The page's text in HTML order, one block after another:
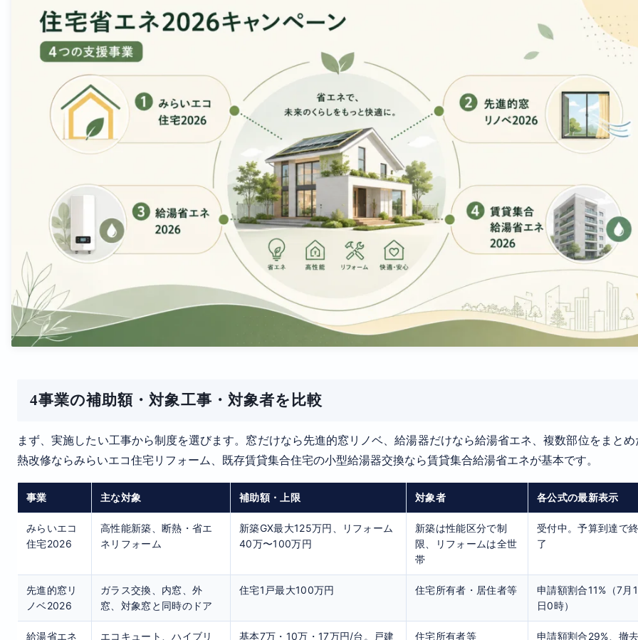
4事業の補助額・対象工事・対象者を比較
まず、実施したい工事から制度を選びます。窓だけなら先進的窓リノベ、給湯器だけなら給湯省エネ、複数部位をまとめ
熱改修ならみらいエコ住宅リフォーム、既存賃貸集合住宅の小型給湯器交換なら賃貸集合給湯省エネが基本です。
事業 主な対象 補助額・上限 対象者 各公式の最新表示
みらいエコ
住宅2026
高性能新築、断熱・省エ
ネリフォーム
新築GX最大125万円、リフォーム
40万〜100万円
新築は性能区分で制
限、リフォームは全世
帯
受付中。予算到達で
了
先進的窓リ
ノベ2026
ガラス交換、内窓、外
窓、対象窓と同時のドア
住宅1戸最大100万円 住宅所有者・居住者等
申請額割合11%（7月
日0時）
給湯省エネ エコキュート、ハイブリ 基本7万・10万・17万円/台。戸建 住宅所有者等 申請額割合29%、撤